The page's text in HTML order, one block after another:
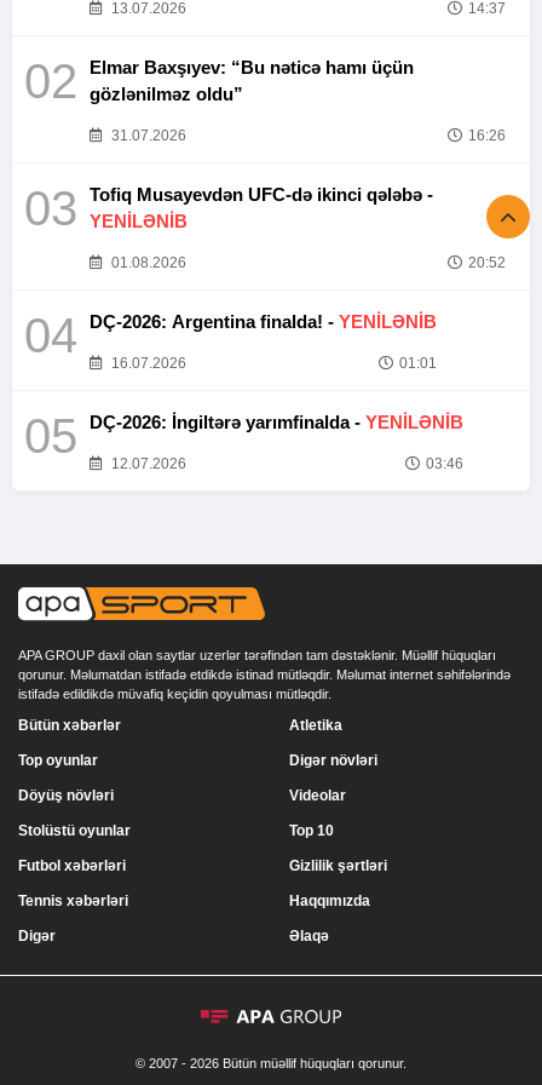
13.07.2026 14:37
02
Elmar Baxşıyev: “Bu nəticə hamı üçün
gözlənilməz oldu”
31.07.2026 16:26
03
Tofiq Musayevdən UFC-də ikinci qələbə -
YENİLƏNİB
01.08.2026 20:52
04 DÇ-2026: Argentina finalda! - YENİLƏNİB
16.07.2026 01:01
05 DÇ-2026: İngiltərə yarımfinalda - YENİLƏNİB
12.07.2026 03:46
APA GROUP daxil olan saytlar uzerlər tərəfindən tam dəstəklənir. Müəllif hüquqları
qorunur. Məlumatdan istifadə etdikdə istinad mütləqdir. Məlumat internet səhifələrində
istifadə edildikdə müvafiq keçidin qoyulması mütləqdir.
Bütün xəbərlər
Top oyunlar
Döyüş növləri
Stolüstü oyunlar
Atletika
Digər növləri
Videolar
Top 10
Futbol xəbərləri
Tennis xəbərləri
Digər
Gizlilik şərtləri
Haqqımızda
Əlaqə
© 2007 - 2026 Bütün müəllif hüquqları qorunur.